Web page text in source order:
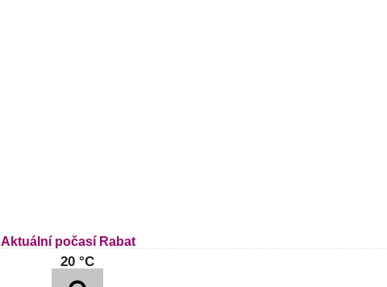
Aktuální počasí Rabat
20 °C